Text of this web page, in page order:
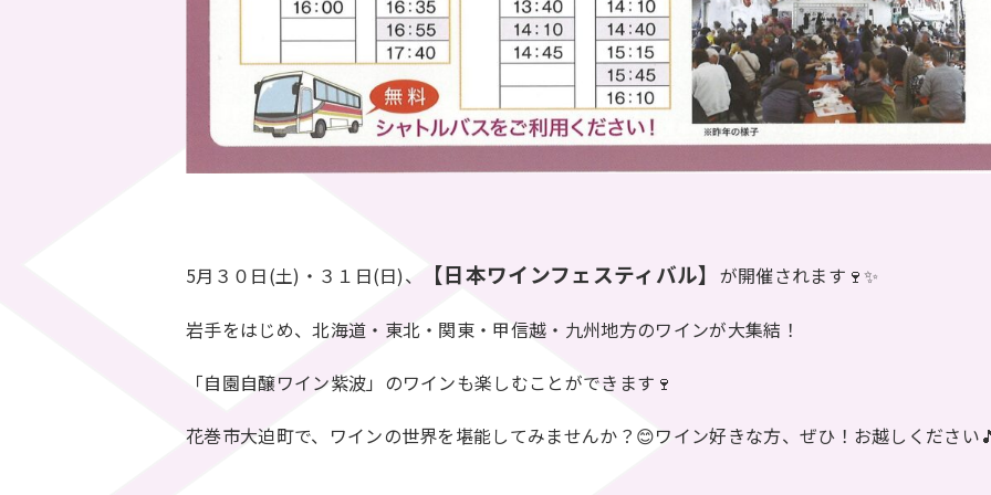
5月３０日(土)・３１日(日)、 【日本ワインフェスティバル】 が開催されます🍷✨
岩手をはじめ、北海道・東北・関東・甲信越・九州地方のワインが大集結！
「自園自醸ワイン紫波」のワインも楽しむことができます🍷
花巻市大迫町で、ワインの世界を堪能してみませんか？😊ワイン好きな方、ぜひ！お越しください